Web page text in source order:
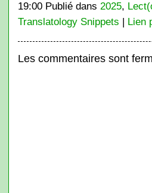
19:00 Publié dans 2025,
Translatology Snippets | Lien
Les commentaires sont